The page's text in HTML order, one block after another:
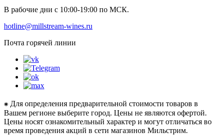
В рабочие дни с 10:00-19:00 по МСК.
hotline@millstream-wines.ru
Почта горячей линии
⁕ Для определения предварительной стоимости товаров в
Вашем регионе выберите город. Цены не являются офертой.
Цены носят ознакомительный характер и могут отличаться во
время проведения акций в сети магазинов Мильстрим.